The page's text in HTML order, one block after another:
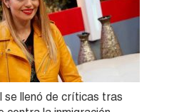
se llenó de críticas tras